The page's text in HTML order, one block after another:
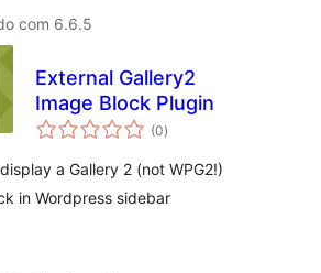
com 6.6.5
External Gallery2
Image Block Plugin
(0total
de
)
a Gallery 2 (not WPG2!)
in Wordpress sidebar